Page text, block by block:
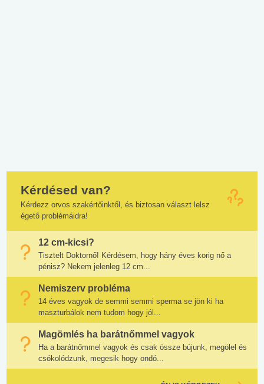
Kérdésed van?
Kérdezz orvos szakértőinktől, és biztosan választ lelsz
égető problémáidra!
12 cm-kicsi?
Tisztelt Doktornő! Kérdésem, hogy hány éves korig nő a
pénisz? Nekem jelenleg 12 cm...
Nemiszerv probléma
14 éves vagyok de semmi semmi sperma se jön ki ha
maszturbálok nem tudom hogy jól...
Magömlés ha barátnőmmel vagyok
Ha a barátnőmmel vagyok és csak össze bújunk, megölel és
csókolódzunk, megesik hogy ondó...